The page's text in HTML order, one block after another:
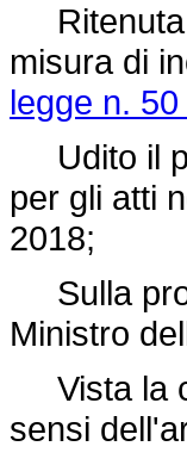
Ritenuta
misura di
legge n.
Udito il
per gli atti
2018;
Sulla
Ministro
Vista la
sensi